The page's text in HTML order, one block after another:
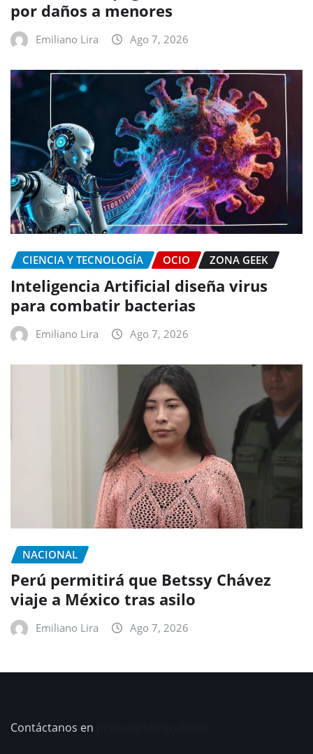
por daños a menores
Emiliano Lira Ago 7, 2026
CIENCIA Y TECNOLOGÍA OCIO ZONA GEEK
Inteligencia Artificial diseña virus
para combatir bacterias
Emiliano Lira Ago 7, 2026
NACIONAL
Perú permitirá que Betssy Chávez
viaje a México tras asilo
Emiliano Lira Ago 7, 2026
Contáctanos en